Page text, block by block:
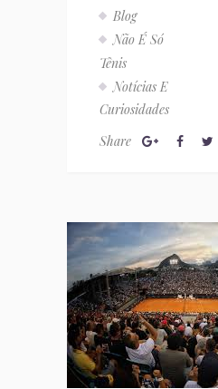
Blog
Não É Só
Tênis
Notícias E
Curiosidades
Share